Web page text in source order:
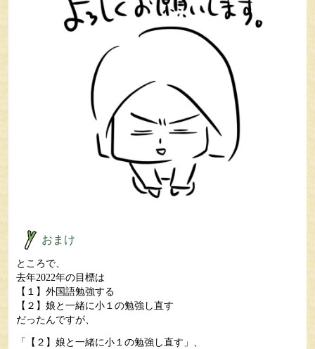
おまけ
ところで、
去年2022年の目標は
【１】外国語勉強する
【２】娘と一緒に小１の勉強し直す
だったんですが、
「【２】娘と一緒に小１の勉強し直す」、